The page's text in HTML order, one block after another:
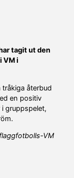
tagit ut den
VM i
återbud
en positiv
gruppspelet,
VM